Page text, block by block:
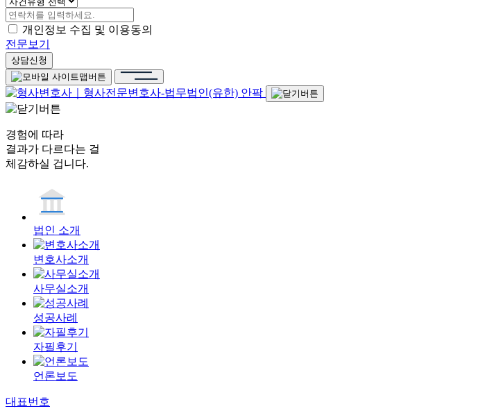
개인정보 수집 및 이용동의
전문보기
상담신청
경험에 따라
결과가 다르다는 걸
체감하실 겁니다.
법인 소개
변호사소개
사무실소개
성공사례
자필후기
언론보도
대표번호